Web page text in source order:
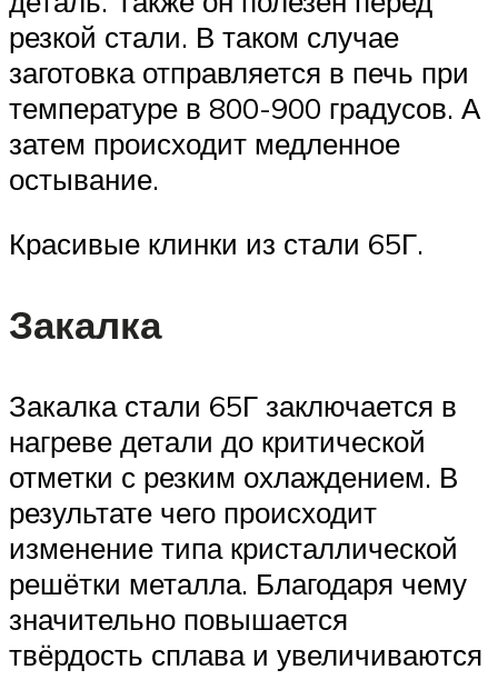
резкой стали. В таком случае
заготовка отправляется в печь при
температуре в 800-900 градусов. А
затем происходит медленное
остывание.
Красивые клинки из стали 65Г.
Закалка
Закалка стали 65Г заключается в
нагреве детали до критической
отметки с резким охлаждением. В
результате чего происходит
изменение типа кристаллической
решётки металла. Благодаря чему
значительно повышается
твёрдость сплава и увеличиваются